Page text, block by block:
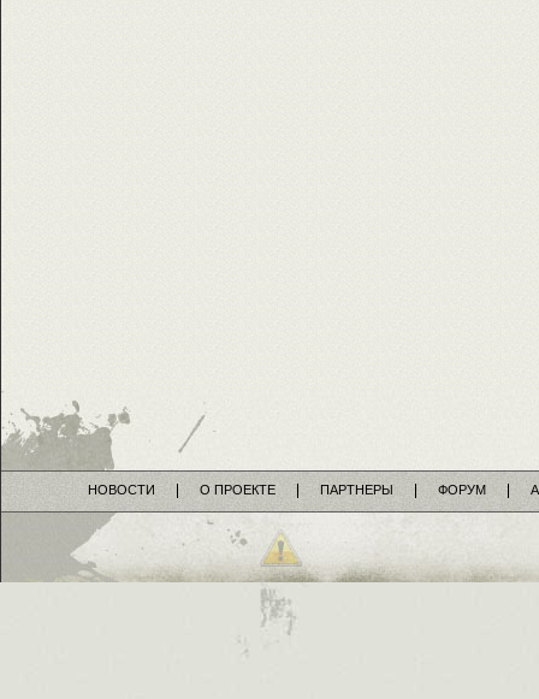
НОВОСТИ О ПРОЕКТЕ ПАРТНЕРЫ ФОРУМ